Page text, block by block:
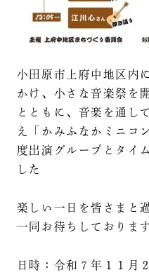
小田原市上府中地区内
かけ、小さな音楽祭を
とともに、音楽を通し
え「かみふなかミニコ
度出演グループとタイ
した
楽しい一日を皆さまと
一同お待ちしておりま
日時：令和７年１１月